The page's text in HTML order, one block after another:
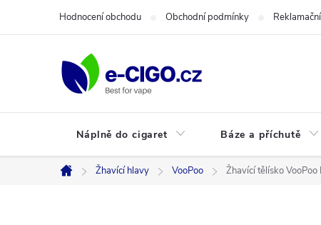
Hodnocení obchodu Obchodní podmínky
Náplně do cigaret Báze a příchutě
Domů
Žhavící hlavy VooPoo Žhavící tělísko VooPoo